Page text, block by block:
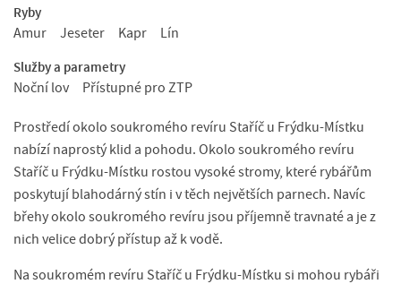
Ryby
Amur
Jeseter Kapr
Lín
Služby a parametry
Noční lov
Přístupné pro ZTP
Prostředí okolo soukromého revíru Staříč u Frýdku-Místku
nabízí naprostý klid a pohodu. Okolo soukromého revíru
Staříč u Frýdku-Místku rostou vysoké stromy, které rybářům
poskytují blahodárný stín i v těch největších parnech. Navíc
břehy okolo soukromého revíru jsou příjemně travnaté a je z
nich velice dobrý přístup až k vodě.
Na soukromém revíru Staříč u Frýdku-Místku si mohou rybáři